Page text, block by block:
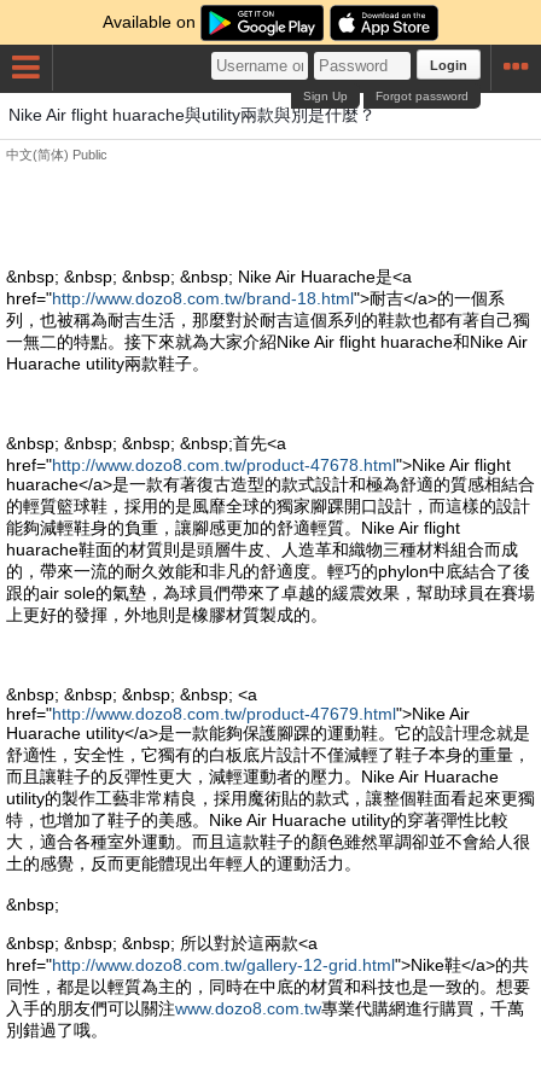
Available on
Login
Forgot password
Sign Up
Nike Air flight huarache與utility兩款與別是什麼？
中文(简体) Public
&nbsp; &nbsp; &nbsp; &nbsp; Nike Air Huarache是<a
href="http://www.dozo8.com.tw/brand-18.html">耐吉</a>的一個系
列，也被稱為耐吉生活，那麼對於耐吉這個系列的鞋款也都有著自己獨
一無二的特點。接下來就為大家介紹Nike Air flight huarache和Nike Air
Huarache utility兩款鞋子。
&nbsp; &nbsp; &nbsp; &nbsp;首先<a
href="http://www.dozo8.com.tw/product-47678.html">Nike Air flight
huarache</a>是一款有著復古造型的款式設計和極為舒適的質感相結合
的輕質籃球鞋，採用的是風靡全球的獨家腳踝開口設計，而這樣的設計
能夠減輕鞋身的負重，讓腳感更加的舒適輕質。Nike Air flight
huarache鞋面的材質則是頭層牛皮、人造革和織物三種材料組合而成
的，帶來一流的耐久效能和非凡的舒適度。輕巧的phylon中底結合了後
跟的air sole的氣墊，為球員們帶來了卓越的緩震效果，幫助球員在賽場
上更好的發揮，外地則是橡膠材質製成的。
&nbsp; &nbsp; &nbsp; &nbsp; <a
href="http://www.dozo8.com.tw/product-47679.html">Nike Air
Huarache utility</a>是一款能夠保護腳踝的運動鞋。它的設計理念就是
舒適性，安全性，它獨有的白板底片設計不僅減輕了鞋子本身的重量，
而且讓鞋子的反彈性更大，減輕運動者的壓力。Nike Air Huarache
utility的製作工藝非常精良，採用魔術貼的款式，讓整個鞋面看起來更獨
特，也增加了鞋子的美感。Nike Air Huarache utility的穿著彈性比較
大，適合各種室外運動。而且這款鞋子的顏色雖然單調卻並不會給人很
土的感覺，反而更能體現出年輕人的運動活力。
&nbsp;
&nbsp; &nbsp; &nbsp; 所以對於這兩款<a
href="http://www.dozo8.com.tw/gallery-12-grid.html">Nike鞋</a>的共
同性，都是以輕質為主的，同時在中底的材質和科技也是一致的。想要
入手的朋友們可以關注www.dozo8.com.tw專業代購網進行購買，千萬
別錯過了哦。